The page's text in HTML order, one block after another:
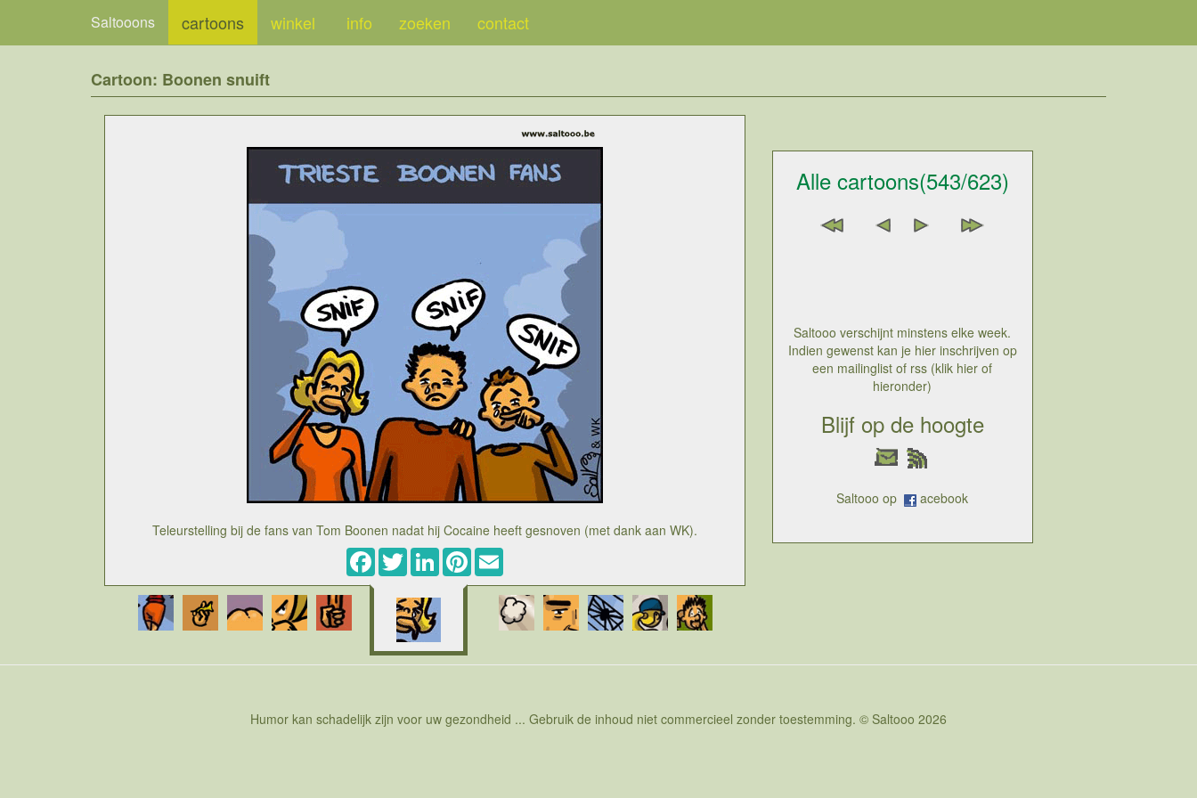
Saltooons cartoons winkel info zoeken contact
Cartoon: Boonen snuift
Teleurstelling bij de fans van Tom Boonen nadat hij Cocaine heeft gesnoven (met dank aan WK).
Facebook
TwitterLinkedInPinterest
Alle cartoons(543/623)
Saltooo verschijnt minstens elke week.
Indien gewenst kan je hier inschrijven op
een mailinglist of rss (klik hier of
hieronder)
Blijf op de hoogte
Saltooo op acebook
Humor kan schadelijk zijn voor uw gezondheid ... Gebruik de inhoud niet commercieel zonder toestemming. © Saltooo 2026